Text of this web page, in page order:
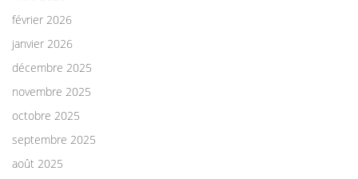
février 2026
janvier 2026
décembre 2025
novembre 2025
octobre 2025
septembre 2025
août 2025